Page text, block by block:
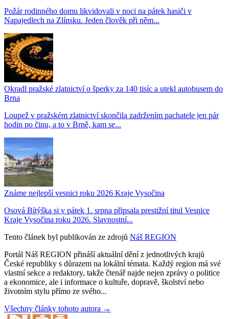
Požár rodinného domu likvidovali v noci na pátek hasiči v
Napajedlech na Zlínsku. Jeden člověk při něm...
Okradl pražské zlatnictví o šperky za 140 tisíc a utekl autobusem do
Brna
Loupež v pražském zlatnictví skončila zadržením pachatele jen pár
hodin po činu, a to v Brně, kam se...
Známe nejlepší vesnici roku 2026 Kraje Vysočina
Osová Bítýška si v pátek 1. srpna připsala prestižní titul Vesnice
Kraje Vysočina roku 2026. Slavnostní...
Tento článek byl publikován ze zdrojů Náš REGION
Portál Náš REGION přináší aktuální dění z jednotlivých krajů
České republiky s důrazem na lokální témata. Každý region má své
vlastní sekce a redaktory, takže čtenář najde nejen zprávy o politice
a ekonomice, ale i informace o kultuře, dopravě, školství nebo
životním stylu přímo ze svého...
Všechny články tohoto autora →